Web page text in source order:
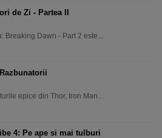
de Zi - Partea II
Breaking Dawn - Part 2 este...
epice din Thor, Iron Man...
4: Pe ape si mai tulburi